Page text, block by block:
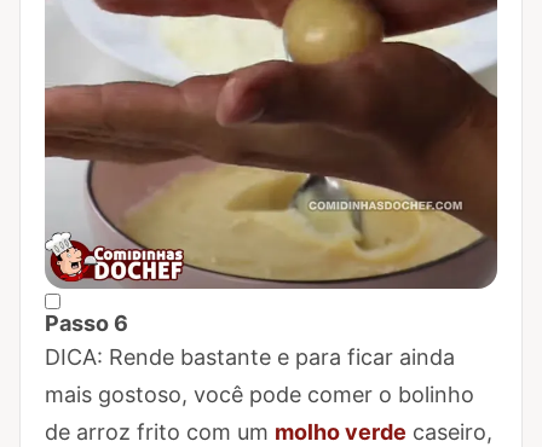
Passo 6
Marcar Passo 6 como concluído
DICA: Rende bastante e para ficar ainda
mais gostoso, você pode comer o bolinho
de arroz frito com um molho verde caseiro,